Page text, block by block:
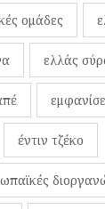
ομάδες
ελλάς
έντιν τζέκο